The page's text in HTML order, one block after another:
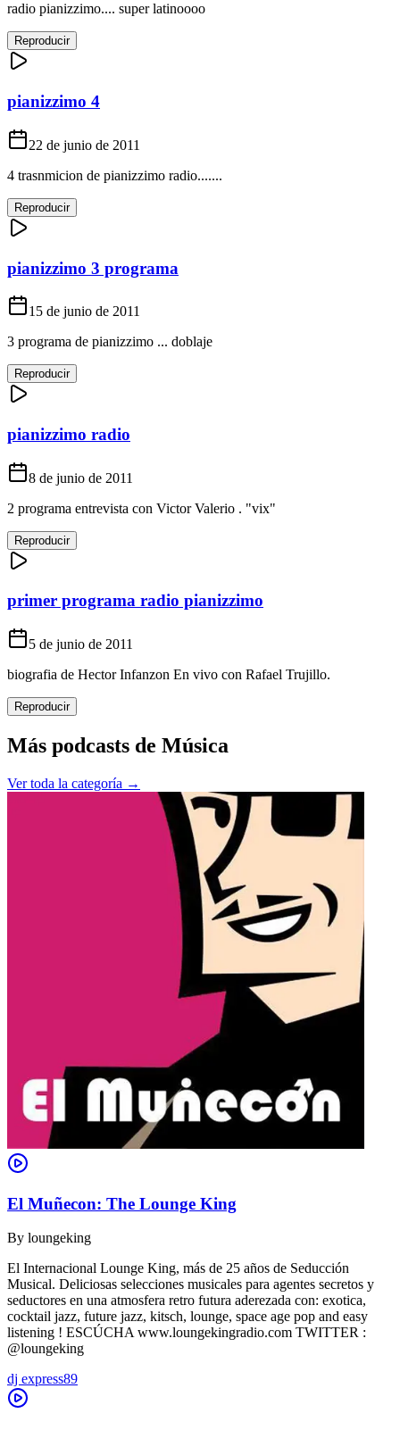
radio pianizzimo.... super latinoooo
Reproducir
pianizzimo 4
22 de junio de 2011
4 trasnmicion de pianizzimo radio.......
Reproducir
pianizzimo 3 programa
15 de junio de 2011
3 programa de pianizzimo ... doblaje
Reproducir
pianizzimo radio
8 de junio de 2011
2 programa entrevista con Victor Valerio . "vix"
Reproducir
primer programa radio pianizzimo
5 de junio de 2011
biografia de Hector Infanzon En vivo con Rafael Trujillo.
Reproducir
Más podcasts de Música
Ver toda la categoría →
El Muñecon: The Lounge King
By loungeking
El Internacional Lounge King, más de 25 años de Seducción
Musical. Deliciosas selecciones musicales para agentes secretos y
seductores en una atmosfera retro futura aderezada con: exotica,
cocktail jazz, future jazz, kitsch, lounge, space age pop and easy
listening ! ESCÚCHA www.loungekingradio.com TWITTER :
@loungeking
dj express89